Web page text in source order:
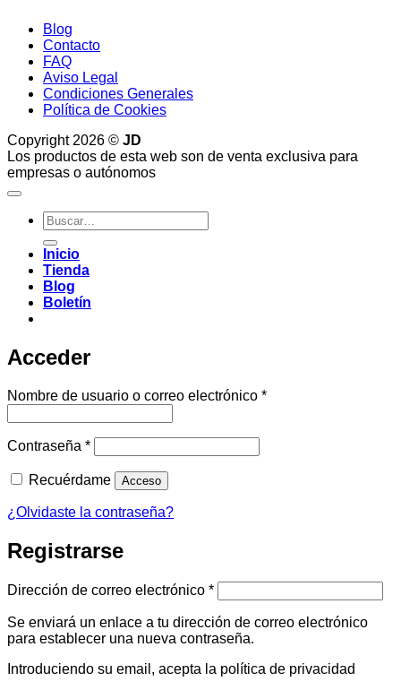
Blog
Contacto
FAQ
Aviso Legal
Condiciones Generales
Política de Cookies
Copyright 2026 © JD
Los productos de esta web son de venta exclusiva para
empresas o autónomos
Buscar
por:
Inicio
Tienda
Blog
Boletín
Acceder
Nombre de usuario o correo electrónico *Obligatorio
Contraseña *Obligatorio
Recuérdame Acceso
¿Olvidaste la contraseña?
Registrarse
Dirección de correo electrónico *Obligatorio
Se enviará un enlace a tu dirección de correo electrónico
para establecer una nueva contraseña.
Introduciendo su email, acepta la política de privacidad